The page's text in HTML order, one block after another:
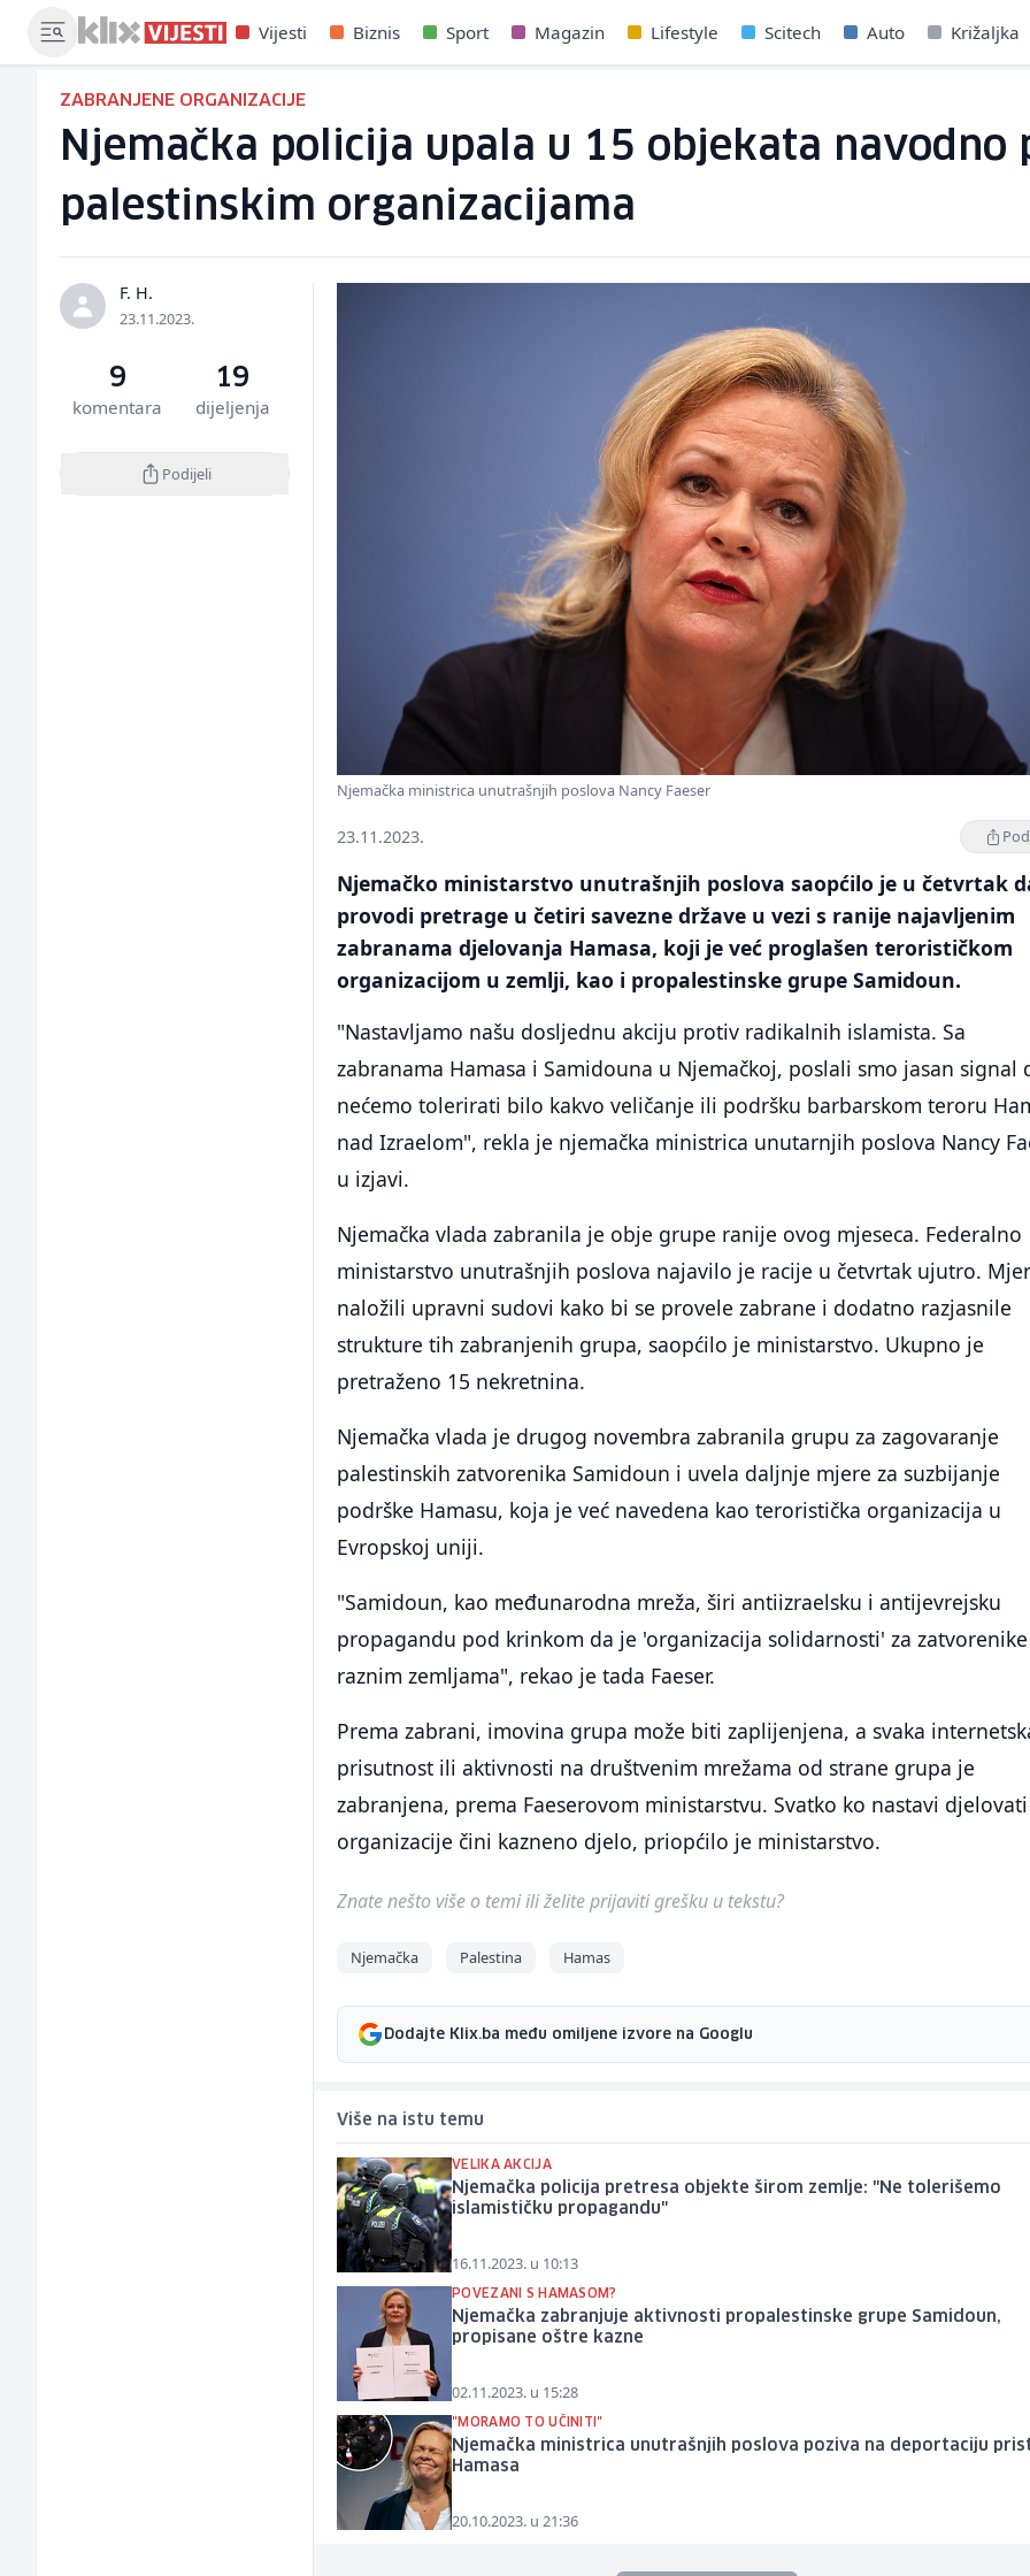
Vijesti Biznis Sport Magazin Lifestyle Scitech Auto Križaljka
ZABRANJENE ORGANIZACIJE
Njemačka policija upala u 15 objekata navodno
palestinskim organizacijama
F. H.
23.11.2023.
9
komentara
19
dijeljenja
Podijeli
Njemačka ministrica unutrašnjih poslova Nancy Faeser
23.11.2023.
Njemačko ministarstvo unutrašnjih poslova saopćilo je u četvrtak
provodi pretrage u četiri savezne države u vezi s ranije najavljenim
zabranama djelovanja Hamasa, koji je već proglašen terorističkom
organizacijom u zemlji, kao i propalestinske grupe Samidoun.
"Nastavljamo našu dosljednu akciju protiv radikalnih islamista. Sa
zabranama Hamasa i Samidouna u Njemačkoj, poslali smo jasan signal
nećemo tolerirati bilo kakvo veličanje ili podršku barbarskom teroru
nad Izraelom", rekla je njemačka ministrica unutarnjih poslova Nancy
u izjavi.
Njemačka vlada zabranila je obje grupe ranije ovog mjeseca. Federalno
ministarstvo unutrašnjih poslova najavilo je racije u četvrtak ujutro.
naložili upravni sudovi kako bi se provele zabrane i dodatno razjasnile
strukture tih zabranjenih grupa, saopćilo je ministarstvo. Ukupno je
pretraženo 15 nekretnina.
Njemačka vlada je drugog novembra zabranila grupu za zagovaranje
palestinskih zatvorenika Samidoun i uvela daljnje mjere za suzbijanje
podrške Hamasu, koja je već navedena kao teroristička organizacija u
Evropskoj uniji.
"Samidoun, kao međunarodna mreža, širi antiizraelsku i antijevrejsku
propagandu pod krinkom da je 'organizacija solidarnosti' za
raznim zemljama", rekao je tada Faeser.
Prema zabrani, imovina grupa može biti zaplijenjena, a svaka
prisutnost ili aktivnosti na društvenim mrežama od strane grupa je
zabranjena, prema Faeserovom ministarstvu. Svatko ko nastavi
organizacije čini kazneno djelo, priopćilo je ministarstvo.
Znate nešto više o temi ili želite prijaviti grešku u tekstu?
Njemačka Palestina Hamas
Dodajte Klix.ba među omiljene izvore na Googlu
Više na istu temu
VELIKA AKCIJA
Njemačka policija pretresa objekte širom zemlje: "Ne tolerišemo
islamističku propagandu"
16.11.2023. u 10:13
POVEZANI S HAMASOM?
Njemačka zabranjuje aktivnosti propalestinske grupe Samidoun,
propisane oštre kazne
02.11.2023. u 15:28
"MORAMO TO UČINITI"
Njemačka ministrica unutrašnjih poslova poziva na deportaciju
Hamasa
20.10.2023. u 21:36